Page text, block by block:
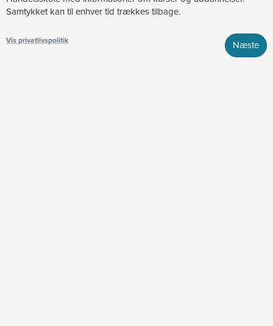
Samtykket kan til enhver tid trækkes tilbage.
Vis privatlivspolitik